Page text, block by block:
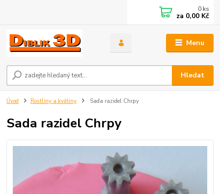
Menu
Hledat
0 ks
za 0,00 Kč
Úvod Rostliny a květiny Sada razidel Chrpy
Sada razidel Chrpy